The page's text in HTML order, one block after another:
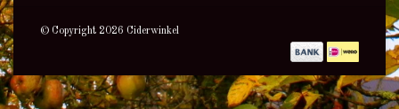
© Copyright 2026 Ciderwinkel